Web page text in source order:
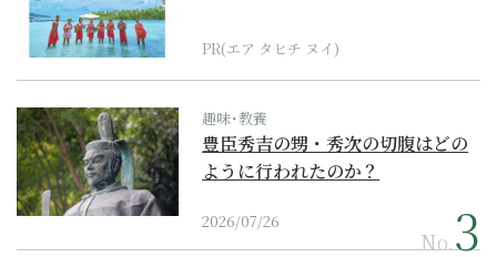
PR(エア タヒチ ヌイ)
趣味･教養
豊臣秀吉の甥・秀次の切腹はどの
ように行われたのか？
2026/07/26
No.